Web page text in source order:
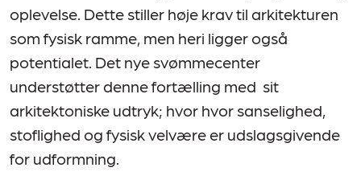
oplevelse. Dette stiller høje krav til arkitekturen
som fysisk ramme, men heri ligger også
potentialet. Det nye svømmecenter
understøtter denne fortælling med sit
arkitektoniske udtryk; hvor hvor sanselighed,
stoflighed og fysisk velvære er udslagsgivende
for udformning.